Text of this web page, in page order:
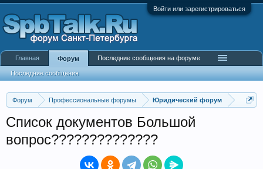
Войти или зарегистрироваться
Форум Профессиональные форумы Юридический форум
Список документов Большой
вопрос??????????????
Главная Форум
Последние сообщения
Последние сообщения на форуме